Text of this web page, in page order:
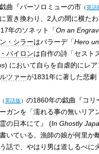
曲『バーソロミューの市（英語
に置き換わり、2人の間に横た
年のソネット「On an
・シラーはバラーデ「Hero
バイロンは自作の詩「セスト
) において自らを自虐的にレア
ツァーが1831年に著した悲劇
（英語版） の1860年の戯曲『コリ
ガンを「濡れる事の無いリア
の日本にて』 (In Ghostly
いている。漁師の娘が何里か
話で、やはり男は道しるべ